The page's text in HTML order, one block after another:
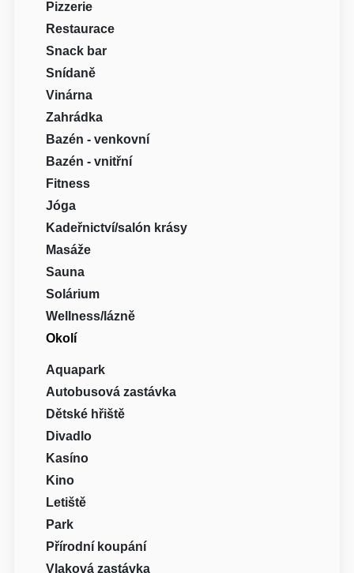
Pizzerie
Restaurace
Snack bar
Snídaně
Vinárna
Zahrádka
Bazén - venkovní
Bazén - vnitřní
Fitness
Jóga
Kadeřnictví/salón krásy
Masáže
Sauna
Solárium
Wellness/lázně
Okolí
Aquapark
Autobusová zastávka
Dětské hřiště
Divadlo
Kasíno
Kino
Letiště
Park
Přírodní koupání
Vlaková zastávka